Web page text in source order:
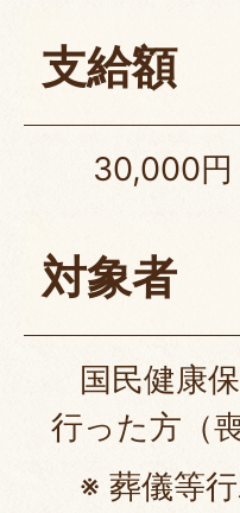
支給額
30,000円
対象者
国民健康
行った方（
※ 葬儀等